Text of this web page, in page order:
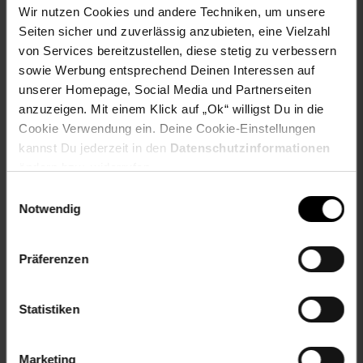
Wir nutzen Cookies und andere Techniken, um unsere
Seiten sicher und zuverlässig anzubieten, eine Vielzahl
von Services bereitzustellen, diese stetig zu verbessern
sowie Werbung entsprechend Deinen Interessen auf
unserer Homepage, Social Media und Partnerseiten
anzuzeigen. Mit einem Klick auf „Ok“ willigst Du in die
Cookie Verwendung ein. Deine Cookie-Einstellungen
kannst Du jederzeit in den Datenschutzinformationen
Notwendig
Präferenzen
Statistiken
Marketing
Material: Porzellan
Merkmal: Spülmaschinengeeignet
Set-Größe: 6er Set
Maßangabe: ø 20,5 cm
Gewählte Variante:
Varianten-Farbe: blau-weiß
Artikelnummer: 2872165000
Artikel gehört zur Kategorie: